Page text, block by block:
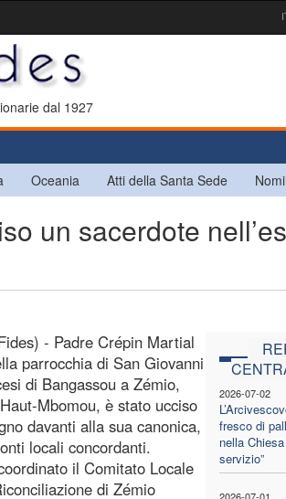
dal 1927
Oceania Atti della Santa Sede
un sacerdote
2026-07-02
fresco di
nella
servizio”
- Padre Crépin Martial
parrocchia di San Giovanni
di Bangassou a Zémio,
Mbomou, è stato ucciso
davanti alla sua canonica,
locali concordanti.
il Comitato Locale
di Zémio